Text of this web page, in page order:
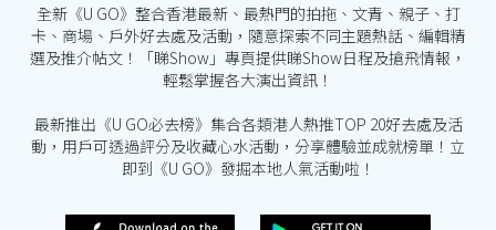
全新《U GO》整合香港最新、最熱門的拍拖、文青、親子、打
卡、商場、戶外好去處及活動，隨意探索不同主題熱話、編輯精
選及推介帖文！「睇Show」專頁提供睇Show日程及搶飛情報，
輕鬆掌握各大演出資訊！
最新推出《U GO必去榜》集合各類港人熱推TOP 20好去處及活
動，用戶可透過評分及收藏心水活動，分享體驗並成就榜單！立
即到《U GO》發掘本地人氣活動啦！